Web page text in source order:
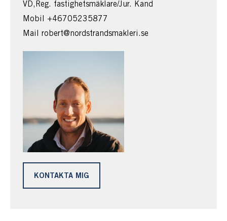
KONTAKTA MIG
VD,Reg. fastighetsmäklare/Jur. Kand
Mobil +46705235877
Mail robert@nordstrandsmakleri.se